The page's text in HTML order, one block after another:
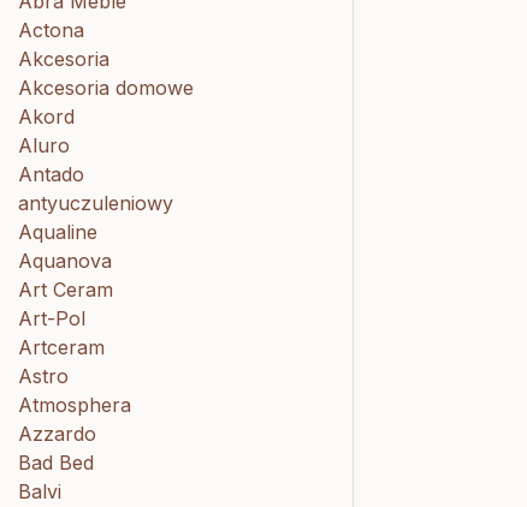
Actona
Akcesoria
Akcesoria domowe
Akord
Aluro
Antado
antyuczuleniowy
Aqualine
Aquanova
Art Ceram
Art-Pol
Artceram
Astro
Atmosphera
Azzardo
Bad Bed
Balvi